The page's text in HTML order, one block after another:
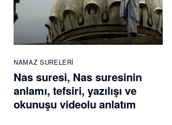
NAMAZ SURELERI
Nas suresi, Nas suresinin
anlamı, tefsiri, yazılışı ve
okunuşu videolu anlatım